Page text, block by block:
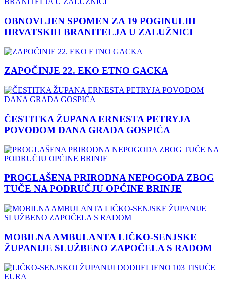
OBNOVLJEN SPOMEN ZA 19 POGINULIH
HRVATSKIH BRANITELJA U ZALUŽNICI
ZAPOČINJE 22. EKO ETNO GACKA
ČESTITKA ŽUPANA ERNESTA PETRYJA
POVODOM DANA GRADA GOSPIĆA
PROGLAŠENA PRIRODNA NEPOGODA ZBOG
TUČE NA PODRUČJU OPĆINE BRINJE
MOBILNA AMBULANTA LIČKO-SENJSKE
ŽUPANIJE SLUŽBENO ZAPOČELA S RADOM